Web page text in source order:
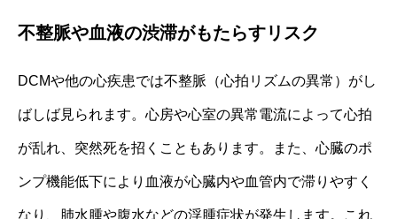
不整脈や血液の渋滞がもたらすリスク
DCMや他の心疾患では不整脈（心拍リズムの異常）がし
ばしば見られます。心房や心室の異常電流によって心拍
が乱れ、突然死を招くこともあります。また、心臓のポ
ンプ機能低下により血液が心臓内や血管内で滞りやすく
なり、肺水腫や腹水などの浮腫症状が発生します。これ